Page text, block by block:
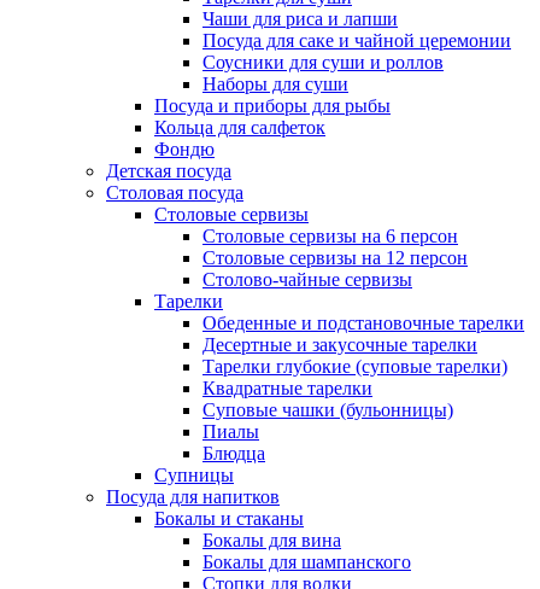
Чаши для риса и лапши
Посуда для саке и чайной церемонии
Соусники для суши и роллов
Наборы для суши
Посуда и приборы для рыбы
Кольца для салфеток
Фондю
Детская посуда
Столовая посуда
Столовые сервизы
Столовые сервизы на 6 персон
Столовые сервизы на 12 персон
Столово-чайные сервизы
Тарелки
Обеденные и подстановочные тарелки
Десертные и закусочные тарелки
Тарелки глубокие (суповые тарелки)
Квадратные тарелки
Суповые чашки (бульонницы)
Пиалы
Блюдца
Супницы
Посуда для напитков
Бокалы и стаканы
Бокалы для вина
Бокалы для шампанского
Стопки для водки